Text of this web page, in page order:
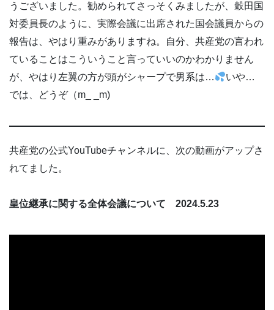
うございました。勧められてさっそくみましたが、穀田国
対委員長のように、実際会議に出席された国会議員からの
報告は、やはり重みがありますね。自分、共産党の言われ
ていることはこういうこと言っていいのかわかりません
が、やはり左翼の方が頭がシャープで男系は…
いや…
では、どうぞ（m_ _m)
共産党の公式YouTubeチャンネルに、次の動画がアップさ
れてました。
皇位継承に関する全体会議について 2024.5.23